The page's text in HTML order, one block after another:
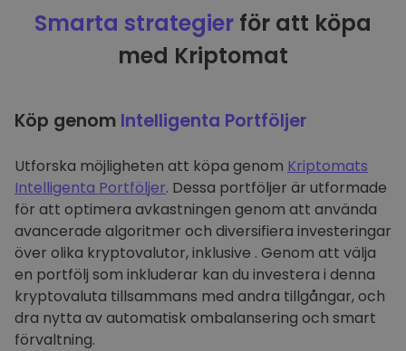
Smarta strategier för att köpa
med Kriptomat
Köp genom Intelligenta Portföljer
Utforska möjligheten att köpa genom Kriptomats
Intelligenta Portföljer. Dessa portföljer är utformade
för att optimera avkastningen genom att använda
avancerade algoritmer och diversifiera investeringar
över olika kryptovalutor, inklusive . Genom att välja
en portfölj som inkluderar kan du investera i denna
kryptovaluta tillsammans med andra tillgångar, och
dra nytta av automatisk ombalansering och smart
förvaltning.